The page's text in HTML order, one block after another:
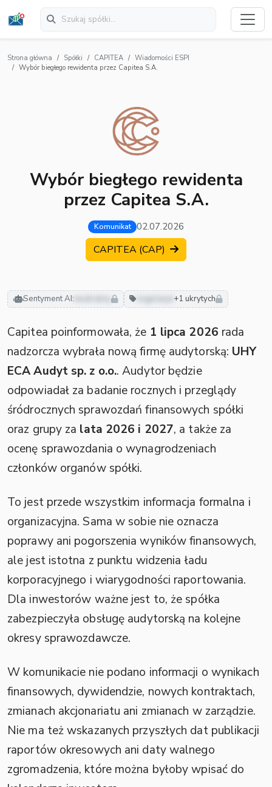
Strona główna Spółki CAPITEA
Wiadomości ESPI
Wybór biegłego rewidenta przez Capitea S.A.
Wybór biegłego rewidenta
przez Capitea S.A.
Komunikat 02.07.2026
CAPITEA (CAP)
Sentyment AI: neutralny +1 ukrytych
Capitea poinformowała, że 1 lipca 2026 rada
nadzorcza wybrała nową firmę audytorską: UHY
ECA Audyt sp. z o.o.. Audytor będzie
odpowiadał za badanie rocznych i przeglądy
śródrocznych sprawozdań finansowych spółki
oraz grupy za lata 2026 i 2027, a także za
ocenę sprawozdania o wynagrodzeniach
członków organów spółki.
To jest przede wszystkim informacja formalna i
organizacyjna. Sama w sobie nie oznacza
poprawy ani pogorszenia wyników finansowych,
ale jest istotna z punktu widzenia ładu
korporacyjnego i wiarygodności raportowania.
Dla inwestorów ważne jest to, że spółka
zabezpieczyła obsługę audytorską na kolejne
okresy sprawozdawcze.
W komunikacie nie podano informacji o wynikach
finansowych, dywidendzie, nowych kontraktach,
zmianach akcjonariatu ani zmianach w zarządzie.
Nie ma też wskazanych przyszłych dat publikacji
raportów okresowych ani daty walnego
zgromadzenia, które można byłoby wpisać do